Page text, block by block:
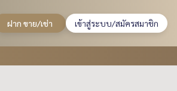
ฝาก ขาย/เช่า เข้าสู่ระบบ/สมัครสมาชิก